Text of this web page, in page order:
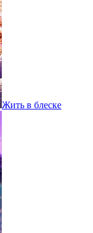
Жить в блеске